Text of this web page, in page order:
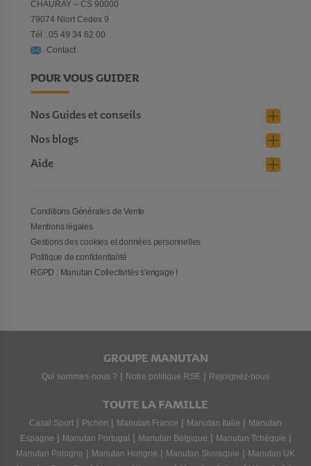
CHAURAY – CS 90000
79074 Niort Cedex 9
Tél : 05 49 34 62 00
Contact
POUR VOUS GUIDER
Nos Guides et conseils
Nos blogs
Aide
Conditions Générales de Vente
Mentions légales
Gestions des cookies et données personnelles
Politique de confidentialité
RGPD : Manutan Collectivités s'engage !
GROUPE MANUTAN
Qui sommes-nous ? | Notre politique RSE | Rejoignez-nous
TOUTE LA FAMILLE
Casal Sport | Pichon | Manutan France | Manutan Italie | Manutan
Espagne | Manutan Portugal | Manutan Belgique | Manutan Tchéquie |
Manutan Pologne | Manutan Hongrie | Manutan Slovaquie | Manutan UK